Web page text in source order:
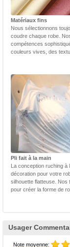
Matériaux fins
Nous sélectionnons
coudre chaque robe.
compétences
couleurs vives, des
Pli fait à la main
La conception ruching à
décoration pour votre
silhouette flatteuse. Nos
pour créer la forme de
Usager
Note moyenne: